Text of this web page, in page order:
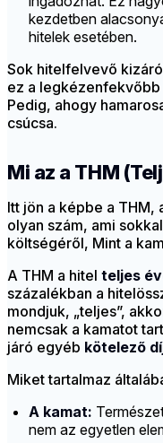
kezdetben
hitelek esetében.
Sok hitelfelvevő
ez a legkézenfekvőbb
Pedig, ahogy
csúcsa.
Mi az a THM
Itt jön a képbe a THM,
olyan szám, ami
költségéről, Mint a
A THM a hitel teljes
százalékban a
mondjuk, „teljes”,
nemcsak a kamatot
járó egyéb kötelező
Miket tartalmaz
A kamat:
nem az egyetlen